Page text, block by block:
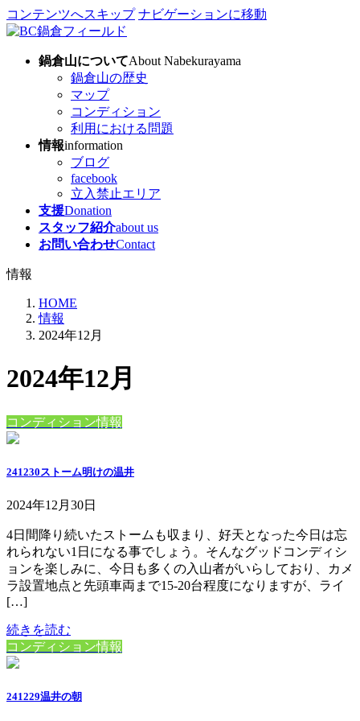
コンテンツへスキップ ナビゲーションに移動
鍋倉山についてAbout Nabekurayama
鍋倉山の歴史
マップ
コンディション
利用における問題
情報information
ブログ
facebook
立入禁止エリア
支援Donation
スタッフ紹介about us
お問い合わせContact
情報
HOME
情報
2024年12月
2024年12月
コンディション情報
241230ストーム明けの温井
2024年12月30日
4日間降り続いたストームも収まり、好天となった今日は忘
れられない1日になる事でしょう。そんなグッドコンディシ
ョンを楽しみに、今日も多くの入山者がいらしており、カメ
ラ設置地点と先頭車両まで15-20台程度になりますが、ライ
[…]
続きを読む
コンディション情報
241229温井の朝